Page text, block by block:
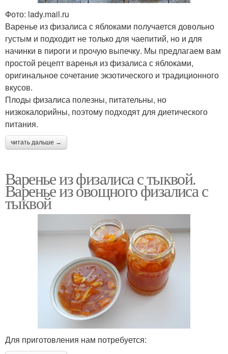
Фото: lady.mail.ru
Варенье из физалиса с яблоками получается довольно
густым и подходит не только для чаепитий, но и для
начинки в пироги и прочую выпечку. Мы предлагаем вам
простой рецепт варенья из физалиса с яблоками,
оригинальное сочетание экзотического и традиционного
вкусов.
Плоды физалиса полезны, питательны, но
низкокалорийны, поэтому подходят для диетического
питания.
читать дальше →
Варенье из физалиса с тыквой.
Варенье из овощного физалиса с
тыквой
Для приготовления нам потребуется: